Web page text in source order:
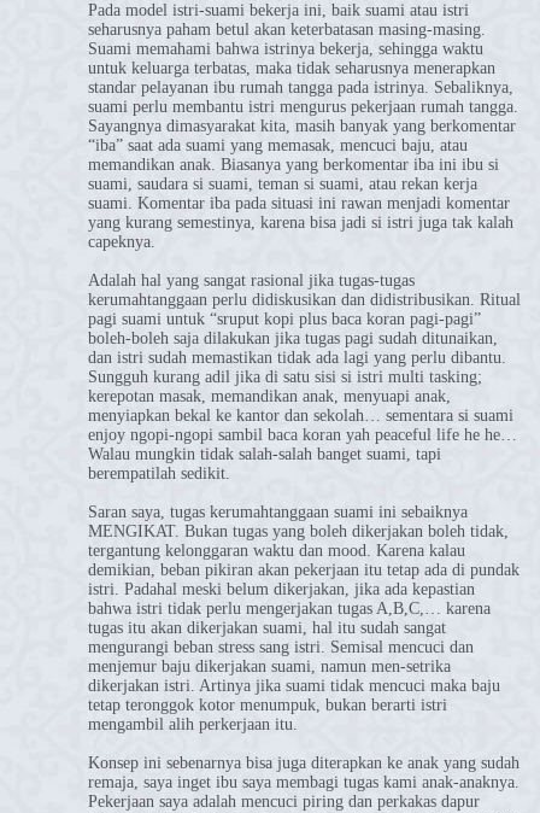
Pada model istri-suami bekerja ini, baik suami atau istri
seharusnya paham betul akan keterbatasan masing-masing.
Suami memahami bahwa istrinya bekerja, sehingga waktu
untuk keluarga terbatas, maka tidak seharusnya menerapkan
standar pelayanan ibu rumah tangga pada istrinya. Sebaliknya,
suami perlu membantu istri mengurus pekerjaan rumah tangga.
Sayangnya dimasyarakat kita, masih banyak yang berkomentar
“iba” saat ada suami yang memasak, mencuci baju, atau
memandikan anak. Biasanya yang berkomentar iba ini ibu si
suami, saudara si suami, teman si suami, atau rekan kerja
suami. Komentar iba pada situasi ini rawan menjadi komentar
yang kurang semestinya, karena bisa jadi si istri juga tak kalah
capeknya.
Adalah hal yang sangat rasional jika tugas-tugas
kerumahtanggaan perlu didiskusikan dan didistribusikan. Ritual
pagi suami untuk “sruput kopi plus baca koran pagi-pagi”
boleh-boleh saja dilakukan jika tugas pagi sudah ditunaikan,
dan istri sudah memastikan tidak ada lagi yang perlu dibantu.
Sungguh kurang adil jika di satu sisi si istri multi tasking;
kerepotan masak, memandikan anak, menyuapi anak,
menyiapkan bekal ke kantor dan sekolah… sementara si suami
enjoy ngopi-ngopi sambil baca koran yah peaceful life he he…
Walau mungkin tidak salah-salah banget suami, tapi
berempatilah sedikit.
Saran saya, tugas kerumahtanggaan suami ini sebaiknya
MENGIKAT. Bukan tugas yang boleh dikerjakan boleh tidak,
tergantung kelonggaran waktu dan mood. Karena kalau
demikian, beban pikiran akan pekerjaan itu tetap ada di pundak
istri. Padahal meski belum dikerjakan, jika ada kepastian
bahwa istri tidak perlu mengerjakan tugas A,B,C,… karena
tugas itu akan dikerjakan suami, hal itu sudah sangat
mengurangi beban stress sang istri. Semisal mencuci dan
menjemur baju dikerjakan suami, namun men-setrika
dikerjakan istri. Artinya jika suami tidak mencuci maka baju
tetap teronggok kotor menumpuk, bukan berarti istri
mengambil alih perkerjaan itu.
Konsep ini sebenarnya bisa juga diterapkan ke anak yang sudah
remaja, saya inget ibu saya membagi tugas kami anak-anaknya.
Pekerjaan saya adalah mencuci piring dan perkakas dapur